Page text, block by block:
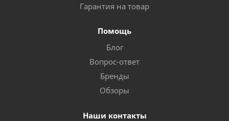
Гарантия на товар
Помощь
Блог
Вопрос-ответ
Бренды
Обзоры
Наши контакты